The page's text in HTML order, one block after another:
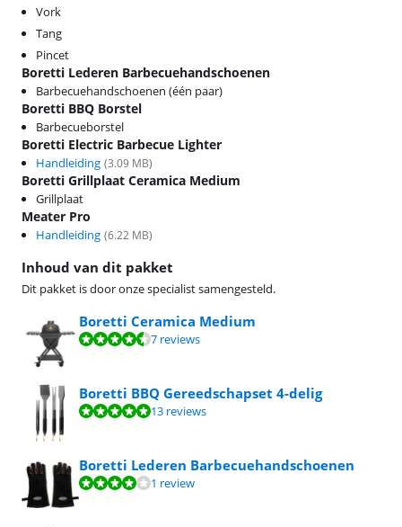
Inhoud van dit pakket
Dit pakket is door onze specialist samengesteld.
Boretti Ceramica Medium
Beoordeling is 9,3 van de 10, gebaseerd op 7 reviews.
7 reviews
Boretti BBQ Gereedschapset 4-delig
Beoordeling is 9,6 van de 10, gebaseerd op 13 reviews.
13 reviews
Boretti Lederen Barbecuehandschoenen
Beoordeling is 8,0 van de 10, gebaseerd op 1 review.
1 review
Vork
Tang
Pincet
Boretti Lederen Barbecuehandschoenen
Barbecuehandschoenen (één paar)
Boretti BBQ Borstel
Barbecueborstel
Boretti Electric Barbecue Lighter
Handleiding (3.09 MB)
Boretti Grillplaat Ceramica Medium
Grillplaat
Meater Pro
Handleiding (6.22 MB)